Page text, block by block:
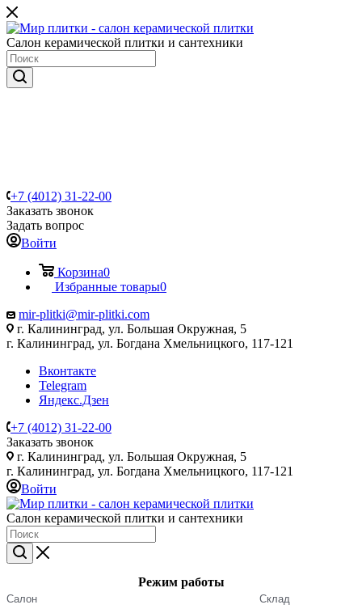
Салон керамической плитки и сантехники
+7 (4012) 31-22-00
Заказать звонок
Задать вопрос
Войти
Корзина0
Избранные товары0
mir-plitki@mir-plitki.com
г. Калининград, ул. Большая Окружная, 5
г. Калининград, ул. Богдана Хмельницкого, 117-121
Вконтакте
Telegram
Яндекс.Дзен
+7 (4012) 31-22-00
Заказать звонок
г. Калининград, ул. Большая Окружная, 5
г. Калининград, ул. Богдана Хмельницкого, 117-121
Войти
Салон керамической плитки и сантехники
Режим работы
Салон Склад